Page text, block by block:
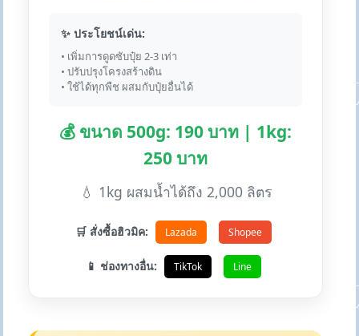
✨ ประโยชน์เด่น:
• เพิ่มการดูดซับปุ๋ย 2-3 เท่า
• ปรับปรุงโครงสร้างดิน
• ใช้ได้ทุกพืช ผสมกับปุ๋ยอื่นได้
💰 ขนาด 500g: 190 บาท | 1kg:
250 บาท
💧 1kg ผสมน้ำได้ถึง 2,000 ลิตร
🛒 สั่งซื้อฮิวมิค: Lazada Shopee
📱 ช่องทางอื่น: TikTok Line